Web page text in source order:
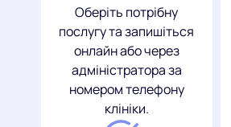
Оберіть потрібну
послугу та запишіться
онлайн або через
адміністратора за
номером телефону
клініки.